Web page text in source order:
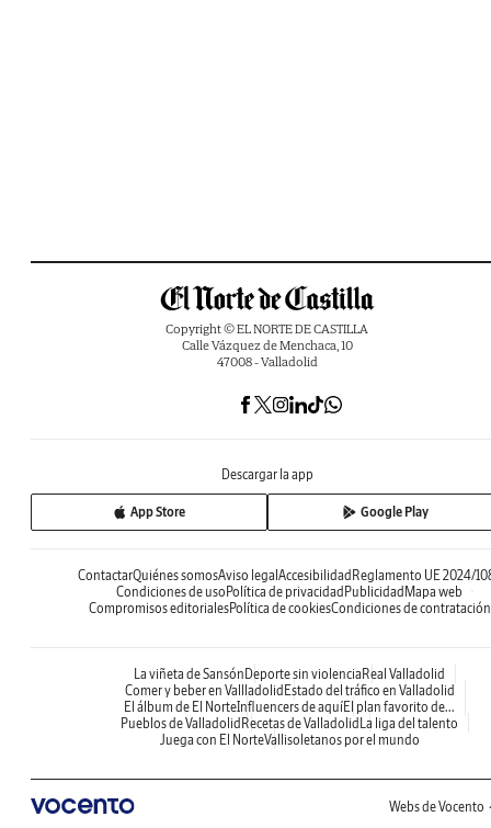
Copyright © EL NORTE DE CASTILLA
Calle Vázquez de Menchaca, 10
47008 - Valladolid
Descargar la app
App Store Google Play
ContactarQuiénes somosAviso legalAccesibilidadReglamento UE 2024/
Condiciones de usoPolítica de privacidadPublicidadMapa web
Compromisos editorialesPolítica de cookiesCondiciones de contratación
La viñeta de SansónDeporte sin violenciaReal Valladolid
Comer y beber en VallladolidEstado del tráfico en Valladolid
El álbum de El NorteInfluencers de aquíEl plan favorito de...
Pueblos de ValladolidRecetas de ValladolidLa liga del talento
Juega con El NorteVallisoletanos por el mundo
Webs de Vocento